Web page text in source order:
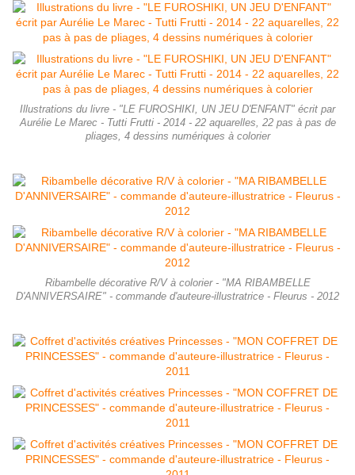
Illustrations du livre - "LE FUROSHIKI, UN JEU D'ENFANT" écrit par
Aurélie Le Marec - Tutti Frutti - 2014 - 22 aquarelles, 22 pas à pas de
pliages, 4 dessins numériques à colorier
Ribambelle décorative R/V à colorier - "MA RIBAMBELLE
D'ANNIVERSAIRE" - commande d'auteure-illustratrice - Fleurus - 2012